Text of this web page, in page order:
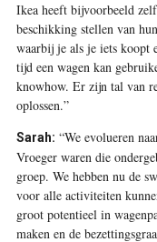
Ikea heeft bijvoorbeeld
beschikking stellen van
waarbij je als je iets koopt
tijd een wagen kan
knowhow. Er zijn tal van
oplossen.”
Sarah: “We evolueren
Vroeger waren die
groep. We hebben nu de
voor alle activiteiten
groot potentieel in
maken en de